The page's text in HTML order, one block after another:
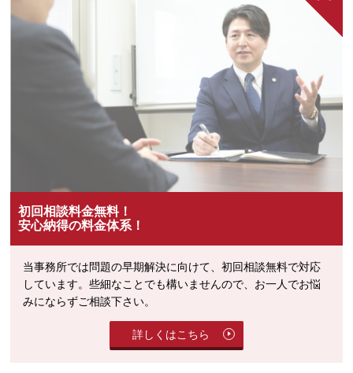
初回相談料金無料！
安心納得の料金体系！
当事務所では問題の早期解決に向けて、初回相談無料で対応
しています。些細なことでも構いませんので、お一人でお悩
みにならずご相談下さい。
詳しくはこちら